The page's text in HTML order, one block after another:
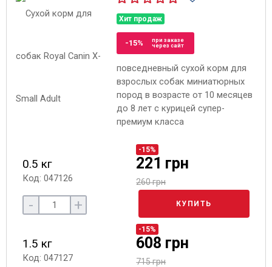
Хит продаж
-15%
при заказе
через сайт
повседневный сухой корм для
взрослых собак миниатюрных
пород в возрасте от 10 месяцев
до 8 лет с курицей супер-
премиум класса
0.5 кг
Код: 047126
-15%
221 грн
260 грн
- + КУПИТЬ
1.5 кг
Код: 047127
-15%
608 грн
715 грн